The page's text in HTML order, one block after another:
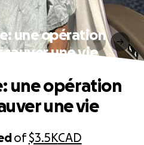
une opération
une vie
of$3.5KCAD
une opération
une vie